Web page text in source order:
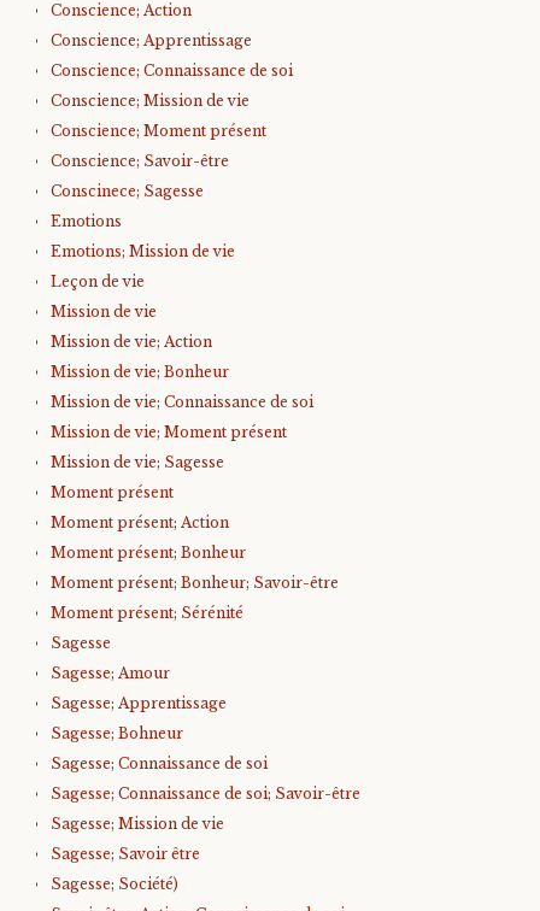
Conscience; Action
Conscience; Apprentissage
Conscience; Connaissance de soi
Conscience; Mission de vie
Conscience; Moment présent
Conscience; Savoir-être
Conscinece; Sagesse
Emotions
Emotions; Mission de vie
Leçon de vie
Mission de vie
Mission de vie; Action
Mission de vie; Bonheur
Mission de vie; Connaissance de soi
Mission de vie; Moment présent
Mission de vie; Sagesse
Moment présent
Moment présent; Action
Moment présent; Bonheur
Moment présent; Bonheur; Savoir-être
Moment présent; Sérénité
Sagesse
Sagesse; Amour
Sagesse; Apprentissage
Sagesse; Bohneur
Sagesse; Connaissance de soi
Sagesse; Connaissance de soi; Savoir-être
Sagesse; Mission de vie
Sagesse; Savoir être
Sagesse; Société)